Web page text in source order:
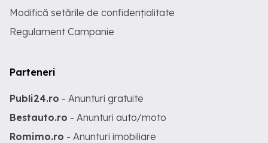
Modifică setările de confidențialitate
Regulament Campanie
Parteneri
Publi24.ro - Anunturi gratuite
Bestauto.ro - Anunturi auto/moto
Romimo.ro - Anunturi imobiliare